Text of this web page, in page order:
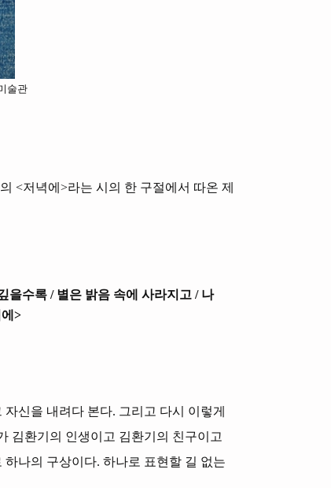
술관
<저녁에>라는 시의 한 구절에서 따온 제
을수록 / 별은 밝음 속에 사라지고 / 나
>
신을 내려다 본다. 그리고 다시 이렇게
김환기의 인생이고 김환기의 친구이고
나의 구상이다. 하나로 표현할 길 없는